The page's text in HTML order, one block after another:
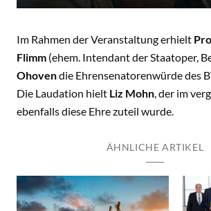
Im Rahmen der Veranstaltung erhielt
Flimm (ehem. Intendant der Staatoper,
Ohovendie Ehrensenatorenwürde des
Die Laudation hielt Liz Mohn, der im
ebenfalls diese Ehre zuteil wurde.
ÄHNLICHE ARTIKEL